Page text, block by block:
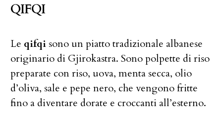
QIFQI
Le qifqi sono un piatto tradizionale albanese
originario di Gjirokastra. Sono polpette di riso
preparate con riso, uova, menta secca, olio
d’oliva, sale e pepe nero, che vengono fritte
fino a diventare dorate e croccanti all’esterno.